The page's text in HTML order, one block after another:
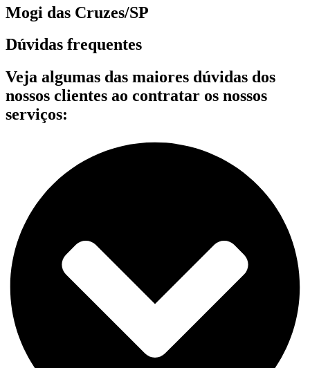
Mogi das Cruzes/SP
Dúvidas frequentes
Veja algumas das maiores dúvidas dos
nossos clientes ao contratar os nossos
serviços: